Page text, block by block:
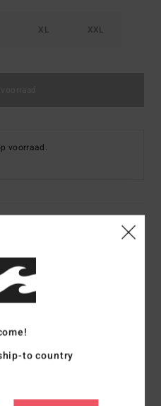
XL XXL
voorraad.
elastische taille
sfm
patch op de linkerpijp,
to country